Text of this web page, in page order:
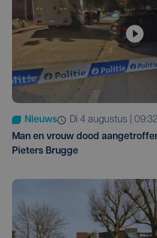
Nieuws
di 4 augustus | 09:32
Man en vrouw dood
Pieters Brugge